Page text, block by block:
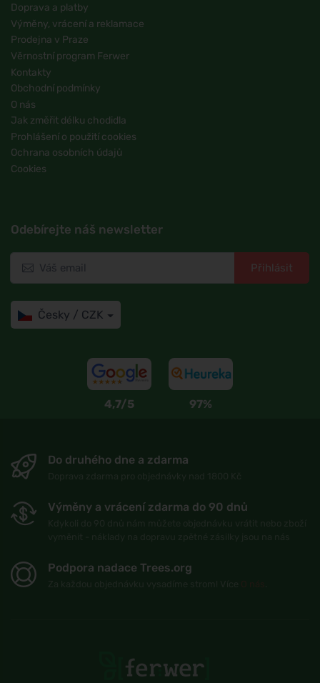
Doprava a platby
Výměny, vrácení a reklamace
Prodejna v Praze
Věrnostní program Ferwer
Kontakty
Obchodní podmínky
O nás
Jak změřit délku chodidla
Prohlášení o použití cookies
Ochrana osobních údajů
Cookies
Odebírejte náš newsletter
Přihlásit
Česky / CZK
4,7/5 97%
Do druhého dne a zdarma
Výměny a vrácení zdarma do 90 dnů
Podpora nadace Trees.org